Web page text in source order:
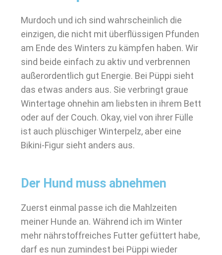
Murdoch und ich sind wahrscheinlich die
einzigen, die nicht mit überflüssigen Pfunden
am Ende des Winters zu kämpfen haben. Wir
sind beide einfach zu aktiv und verbrennen
außerordentlich gut Energie. Bei Püppi sieht
das etwas anders aus. Sie verbringt graue
Wintertage ohnehin am liebsten in ihrem Bett
oder auf der Couch. Okay, viel von ihrer Fülle
ist auch plüschiger Winterpelz, aber eine
Bikini-Figur sieht anders aus.
Der Hund muss abnehmen
Zuerst einmal passe ich die Mahlzeiten
meiner Hunde an. Während ich im Winter
mehr nährstoffreiches Futter gefüttert habe,
darf es nun zumindest bei Püppi wieder